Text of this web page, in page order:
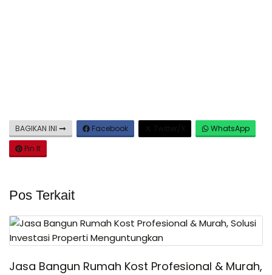
BAGIKAN INI Facebook Twitter/X
WhatsApp
Pin It
Pos Terkait
Jasa Bangun Rumah Kost Profesional & Murah,